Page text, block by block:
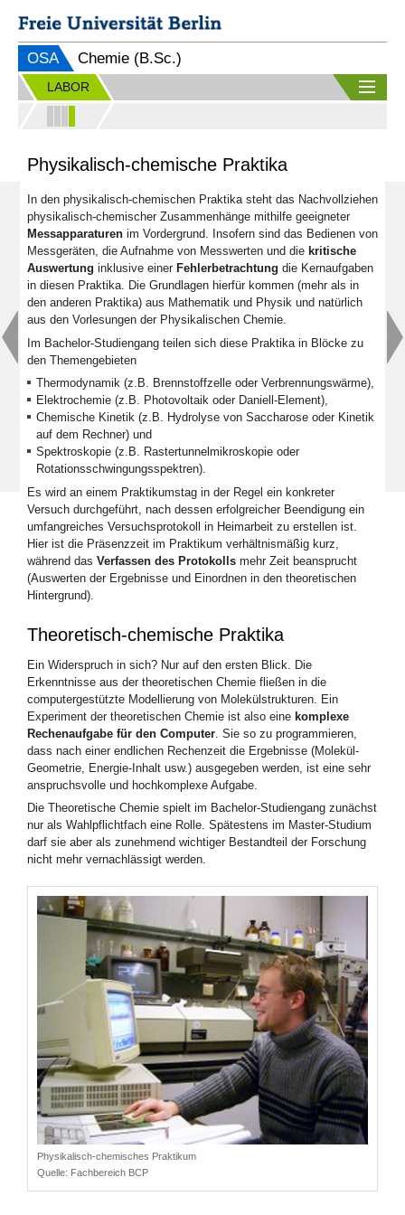
OSA Chemie (B.Sc.)
LABOR
Physikalisch-chemische Praktika
In den physikalisch-chemischen Praktika steht das Nachvollziehen
physikalisch-chemischer Zusammenhänge mithilfe geeigneter
Messapparaturen im Vordergrund. Insofern sind das Bedienen von
Messgeräten, die Aufnahme von Messwerten und die kritische
Auswertung inklusive einer Fehlerbetrachtung die Kernaufgaben
in diesen Praktika. Die Grundlagen hierfür kommen (mehr als in
den anderen Praktika) aus Mathematik und Physik und natürlich
aus den Vorlesungen der Physikalischen Chemie.
Im Bachelor-Studiengang teilen sich diese Praktika in Blöcke zu
den Themengebieten
Thermodynamik (z.B. Brennstoffzelle oder Verbrennungswärme),
Elektrochemie (z.B. Photovoltaik oder Daniell-Element),
Chemische Kinetik (z.B. Hydrolyse von Saccharose oder Kinetik
auf dem Rechner) und
Spektroskopie (z.B. Rastertunnelmikroskopie oder
Rotationsschwingungsspektren).
Es wird an einem Praktikumstag in der Regel ein konkreter
Versuch durchgeführt, nach dessen erfolgreicher Beendigung ein
umfangreiches Versuchsprotokoll in Heimarbeit zu erstellen ist.
Hier ist die Präsenzzeit im Praktikum verhältnismäßig kurz,
während das Verfassen des Protokolls mehr Zeit beansprucht
(Auswerten der Ergebnisse und Einordnen in den theoretischen
Hintergrund).
Theoretisch-chemische Praktika
Ein Widerspruch in sich? Nur auf den ersten Blick. Die
Erkenntnisse aus der theoretischen Chemie fließen in die
computergestützte Modellierung von Molekülstrukturen. Ein
Experiment der theoretischen Chemie ist also eine komplexe
Rechenaufgabe für den Computer . Sie so zu programmieren,
dass nach einer endlichen Rechenzeit die Ergebnisse (Molekül-
Geometrie, Energie-Inhalt usw.) ausgegeben werden, ist eine sehr
anspruchsvolle und hochkomplexe Aufgabe.
Die Theoretische Chemie spielt im Bachelor-Studiengang zunächst
nur als Wahlpflichtfach eine Rolle. Spätestens im Master-Studium
darf sie aber als zunehmend wichtiger Bestandteil der Forschung
nicht mehr vernachlässigt werden.
Physikalisch-chemisches Praktikum
Quelle: Fachbereich BCP